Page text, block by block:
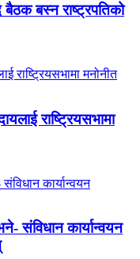
बस्न राष्ट्रपतिको
राष्ट्रियसभामा
संविधान कार्यान्वयन